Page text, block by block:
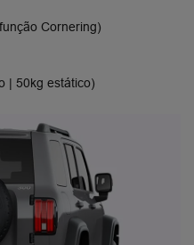
Cornering)
| 50kg estático)